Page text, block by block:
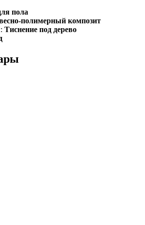
пола
полимерный композит
Тиснение под дерево